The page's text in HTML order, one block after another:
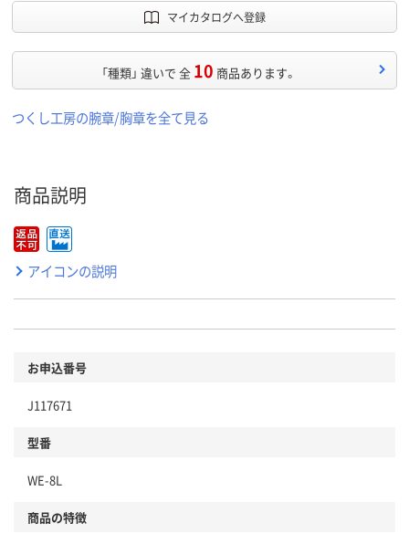
マイカタログへ登録
「種類」 違いで 全 10 商品あります。
つくし工房の腕章/胸章を全て見る
商品説明
アイコンの説明
お申込番号
J117671
型番
WE-8L
商品の特徴